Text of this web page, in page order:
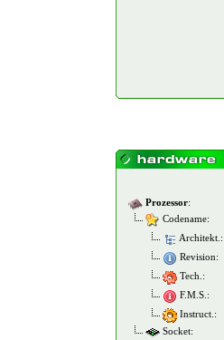
Prozessor:
Codename:
Architekt.:
Revision:
Tech.:
F.M.S.:
Instruct.:
Socket: